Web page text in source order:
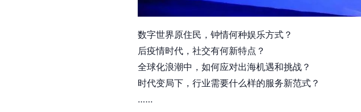
数字世界原住民，钟情何种娱乐方式？
后疫情时代，社交有何新特点？
全球化浪潮中，如何应对出海机遇和挑战？
时代变局下，行业需要什么样的服务新范式？
……